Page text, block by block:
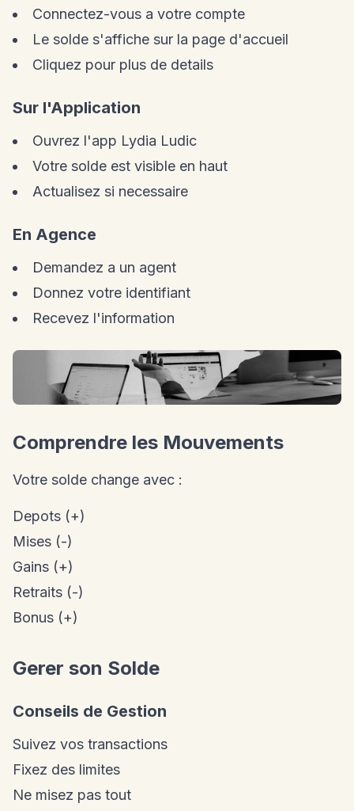
Connectez-vous a votre compte
Le solde s'affiche sur la page d'accueil
Cliquez pour plus de details
Sur l'Application
Ouvrez l'app Lydia Ludic
Votre solde est visible en haut
Actualisez si necessaire
En Agence
Demandez a un agent
Donnez votre identifiant
Recevez l'information
Comprendre les Mouvements
Votre solde change avec :
Depots (+)
Mises (-)
Gains (+)
Retraits (-)
Bonus (+)
Gerer son Solde
Conseils de Gestion
Suivez vos transactions
Fixez des limites
Ne misez pas tout